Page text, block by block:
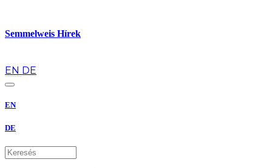
Semmelweis Hírek
EN DE
EN
DE